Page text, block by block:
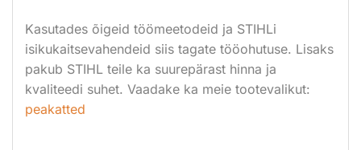
Kasutades õigeid töömeetodeid ja STIHLi
isikukaitsevahendeid siis tagate tööohutuse. Lisaks
pakub STIHL teile ka suurepärast hinna ja
kvaliteedi suhet. Vaadake ka meie tootevalikut:
peakatted